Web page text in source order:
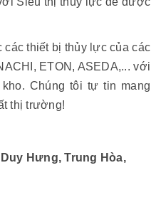
các thiết bị thủy lực của các
ETON, ASEDA,... với
Chúng tôi tự tin mang
thị trường!
Hưng, Trung Hòa,